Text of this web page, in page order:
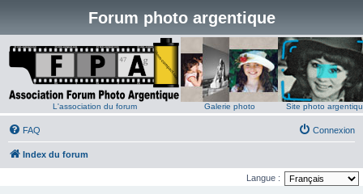
Forum photo argentique
L'association du forum Galerie photo Site photo
FAQ Connexion
Index du forum
Langue :